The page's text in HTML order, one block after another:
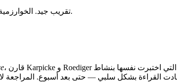
طريقة الـ J تقريب جيد. الخوارزمية التكيفية هي الجواب الدقيق.
القراءة بشكل سلبي — حتى بعد أسبوع. المراجعة